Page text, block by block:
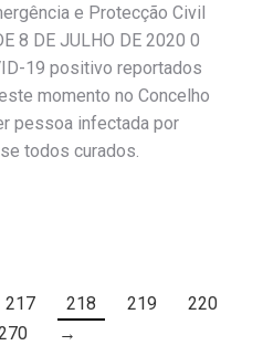
e Protecção Civil
8 DE JULHO DE 2020 0
19 positivo reportados
momento no Concelho
pessoa infectada por
todos curados.
217 218 219
220
→